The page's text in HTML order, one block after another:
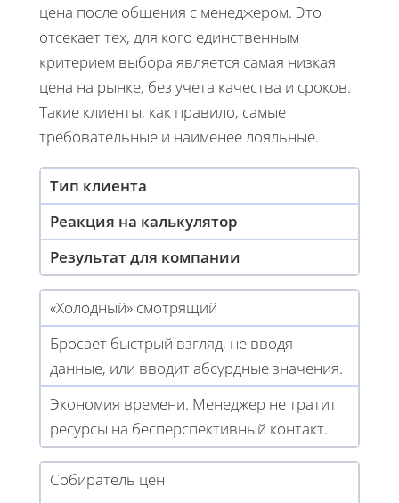
цена после общения с менеджером. Это
отсекает тех, для кого единственным
критерием выбора является самая низкая
цена на рынке, без учета качества и сроков.
Такие клиенты, как правило, самые
требовательные и наименее лояльные.
Тип клиента
Реакция на калькулятор
Результат для компании
«Холодный» смотрящий
Бросает быстрый взгляд, не вводя
данные, или вводит абсурдные значения.
Экономия времени. Менеджер не тратит
ресурсы на бесперспективный контакт.
Собиратель цен